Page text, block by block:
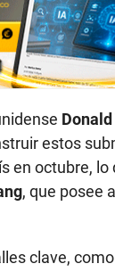
estos
en octubre, lo
, que posee
clave,